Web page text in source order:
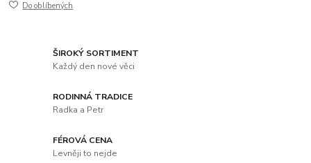
Do oblíbených
ŠIROKÝ SORTIMENT
Každý den nové věci
RODINNÁ TRADICE
Radka a Petr
FÉROVÁ CENA
Levněji to nejde